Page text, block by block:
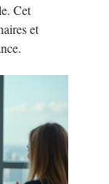
Cet
et